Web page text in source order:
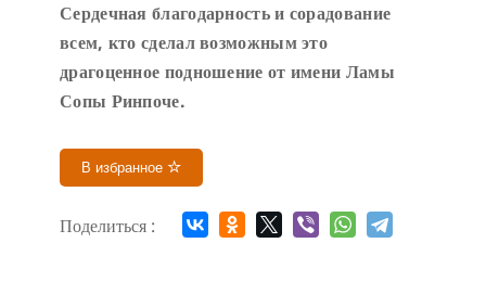
Сердечная благодарность и сорадование
всем, кто сделал возможным это
драгоценное подношение от имени Ламы
Сопы Ринпоче.
В избранное
Поделиться :